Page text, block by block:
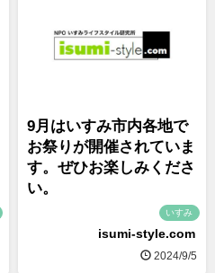
9月はいすみ市内各地で
お祭りが開催されていま
す。ぜひお楽しみくださ
い。
いすみ
isumi-style.com
2024/9/5